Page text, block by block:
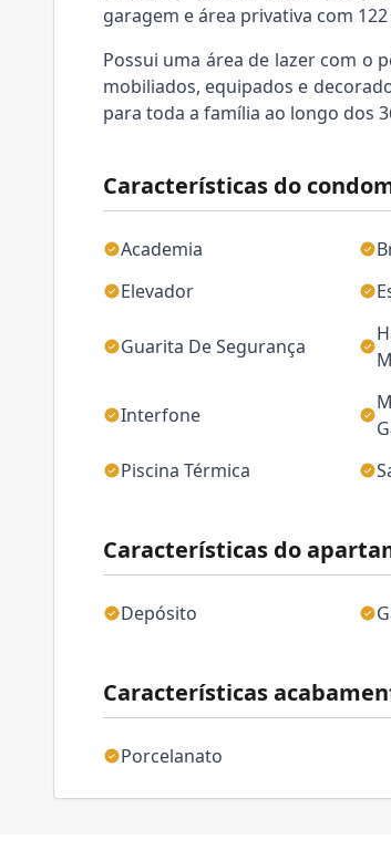
Características do
Academia
Elevador
Guarita De Segurança
Interfone
Piscina Térmica
Características do
Depósito
Características
Porcelanato
garagem e área privativa com
Possui uma área de lazer com o
mobiliados, equipados e
para toda a família ao longo dos